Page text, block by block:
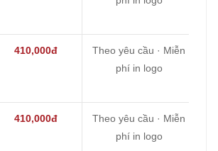
410,000đ
Theo yêu cầu · Miễn
phí in logo
410,000đ
Theo yêu cầu · Miễn
phí in logo